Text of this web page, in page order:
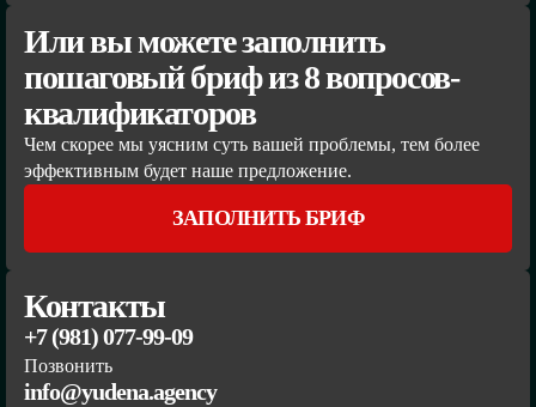
Или вы можете заполнить
пошаговый бриф из 8 вопросов-
квалификаторов
Чем скорее мы уясним суть вашей проблемы, тем более
эффективным будет наше предложение.
ЗАПОЛНИТЬ БРИФ
Контакты
+7 (981) 077-99-09
Позвонить
info@yudena.agency